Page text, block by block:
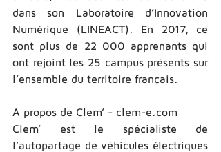
dans son Laboratoire d’Innovation
Numérique (LINEACT). En 2017, ce
sont plus de 22 000 apprenants qui
ont rejoint les 25 campus présents sur
l’ensemble du territoire français.
A propos de Clem’ -­ clem-­e.com
Clem’ est le spécialiste de
l’autopartage de véhicules électriques